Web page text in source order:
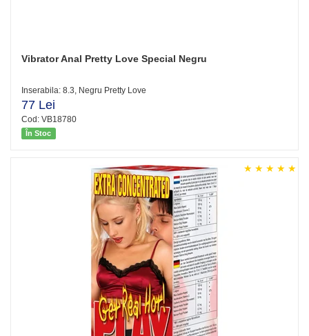
Vibrator Anal Pretty Love Special Negru
Inserabila: 8.3, Negru Pretty Love
77 Lei
Cod: VB18780
În Stoc